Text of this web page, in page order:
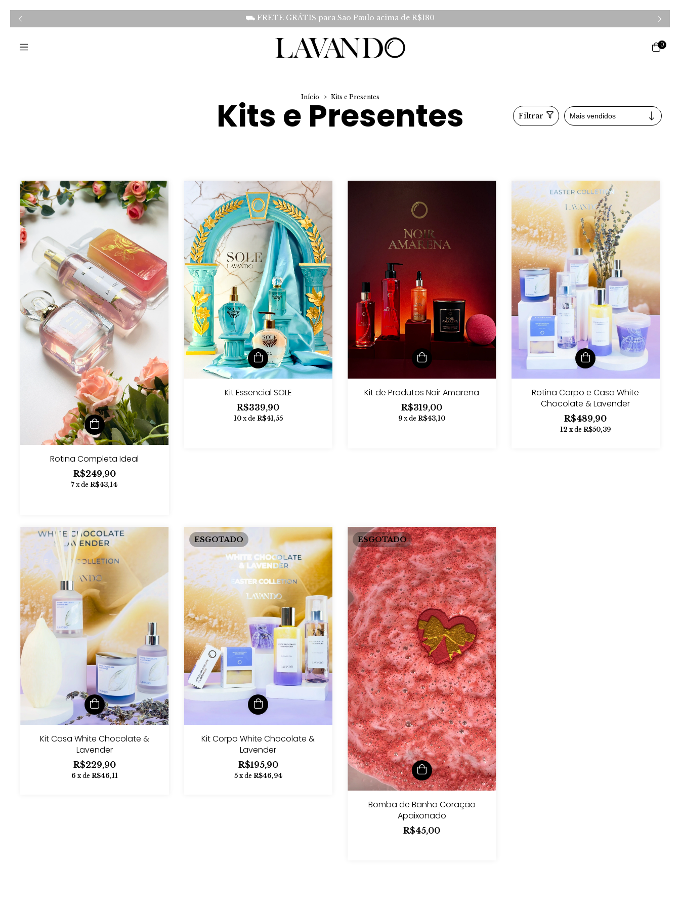
⛟ FRETE GRÁTIS para São Paulo acima de R$180
0
Início > Kits e Presentes
Kits e Presentes Filtrar
Rotina Completa Ideal
R$249,90
7 x de R$43,14
Kit Essencial SOLE
R$339,90
10 x de R$41,55
Kit de Produtos Noir Amarena
R$319,00
9 x deR$43,10
Rotina Corpo e Casa White
Chocolate & Lavender
R$489,90
12 x deR$50,39
Kit Casa White Chocolate &
Lavender
R$229,90
6 x de R$46,11
ESGOTADO
Kit Corpo White Chocolate &
Lavender
R$195,90
5 x de R$46,94
ESGOTADO
Bomba de Banho Coração
Apaixonado
R$45,00